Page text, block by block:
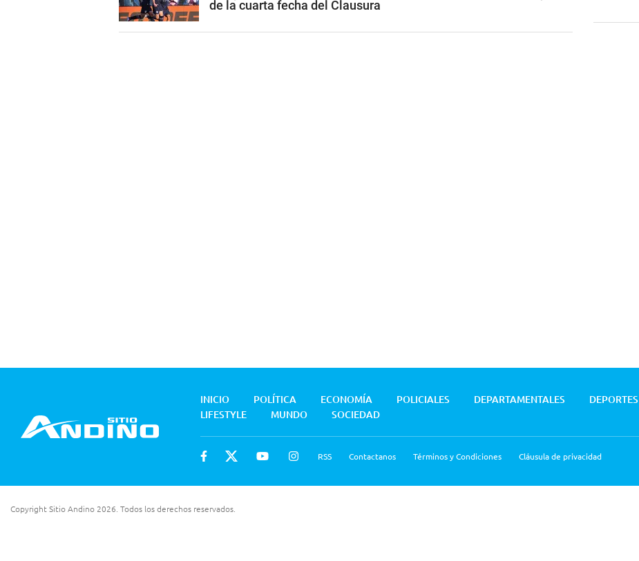
de la cuarta fecha del Clausura
INICIO POLÍTICA ECONOMÍA POLICIALES DEPARTAMENTALES DEPORTES
LIFESTYLE
MUNDO SOCIEDAD
RSS Contactanos Términos y Condiciones Cláusula de privacidad
Copyright Sitio Andino 2026. Todos los derechos reservados.